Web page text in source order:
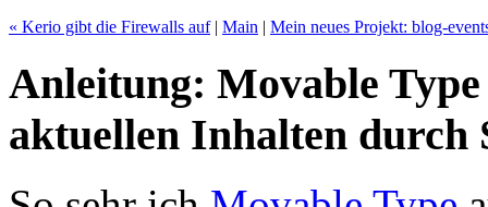
« Kerio gibt die Firewalls auf| Main | Mein neues Projekt: blog-
Anleitung: Movable
aktuellen Inhalten durch